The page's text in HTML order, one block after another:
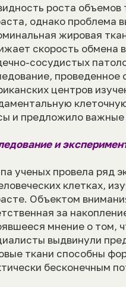
роста объемов
однако проблема
жировая
скорость обмена
сосудистых
центров
и предложило
и
ученых провела ряд
клетках,
Объектом
за
мнение о том,
выдвинули
ткани способны
бесконечным